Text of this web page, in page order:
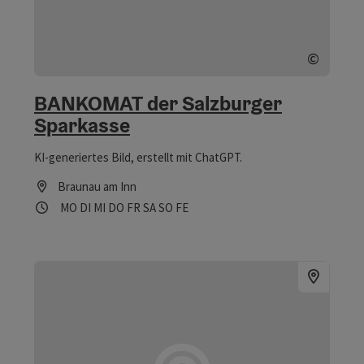
©
BANKOMAT der Salzburger
Sparkasse
KI-generiertes Bild, erstellt mit ChatGPT.
Braunau am Inn
Öffnungszeiten
MO Montag geöffnet
DI Dienstag geöffnet
MI Mittwoch geöffnet
DO Donnerstag geöffnet
FR Freitag geöffnet
SASamstag geöffnet
SO Sonntag geöffnet
FEFeiertag geöffnet